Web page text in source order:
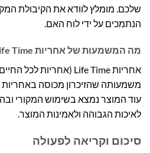
שלכם. מומלץ לוודא את הקיבולת
הנתמכים על ידי לוח האם.
מה המשמעות של אחריות Life Time?
משמעותה שהזיכרון מכוסה
עוד המוצר נמצא בשימוש המקורי
לאיכות הגבוהה ולאמינות המוצר.
סיכום וקריאה לפעולה